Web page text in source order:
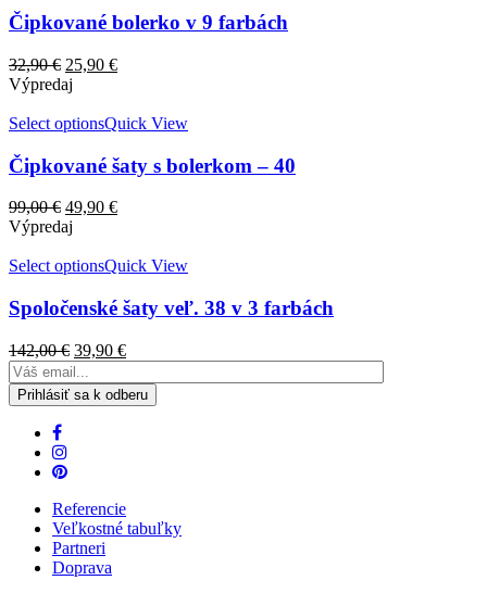
Čipkované bolerko v 9 farbách
32,90€ 25,90 €
Výpredaj
Select optionsQuick View
Čipkované šaty s bolerkom – 40
99,00€ 49,90 €
Výpredaj
Select optionsQuick View
Spoločenské šaty veľ. 38 v 3 farbách
142,00€ 39,90 €
Referencie
Veľkostné tabuľky
Partneri
Doprava